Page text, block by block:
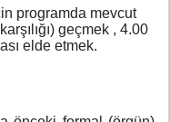
programda mevcut
geçmek , 4.00
elde etmek.